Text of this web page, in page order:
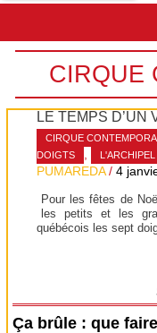
CIRQUE
LE TEMPS D’UN
CIRQUE
DOIGTS
, L'ARCHIPEL
PUMAREDA /4
Pour les fêtes de
les petits et les
québécois les sept
Ça brûle : que